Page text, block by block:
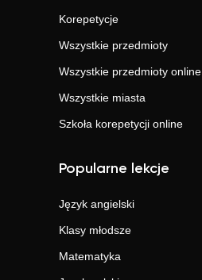
Korepetycje
Wszystkie przedmioty
Wszystkie przedmioty online
Wszystkie miasta
Szkoła korepetycji online
Popularne lekcje
Język angielski
Klasy młodsze
Matematyka